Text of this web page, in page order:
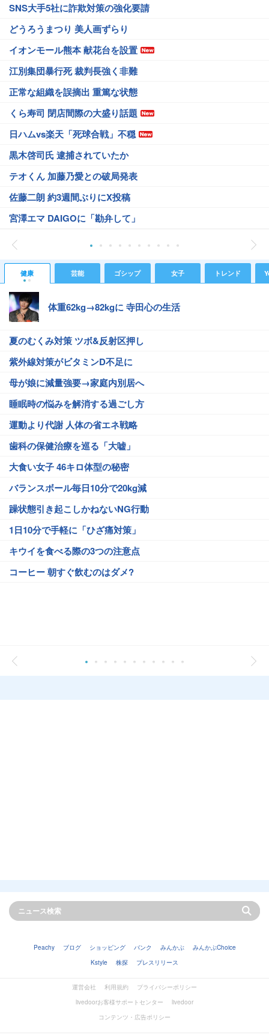
SNS大手5社に詐欺対策の強化要請
どうろうまつり 美人画ずらり
イオンモール熊本 献花台を設置
江別集団暴行死 裁判長強く非難
正常な組織を誤摘出 重篤な状態
くら寿司 閉店間際の大盛り話題
日ハムvs楽天「死球合戦」不穏
黒木啓司氏 逮捕されていたか
テオくん 加藤乃愛との破局発表
佐藤二朗 約3週間ぶりにX投稿
宮澤エマ DAIGOに「勘弁して」
健康 芸能 ゴシップ 女子 トレンド
体重62kg→82kgに 寺田心の生活
夏のむくみ対策 ツボ&反射区押し
紫外線対策がビタミンD不足に
母が娘に減量強要→家庭内別居へ
睡眠時の悩みを解消する過ごし方
運動より代謝 人体の省エネ戦略
歯科の保健治療を巡る「大嘘」
大食い女子 46キロ体型の秘密
バランスボール毎日10分で20kg減
躁状態引き起こしかねないNG行動
1日10分で手軽に「ひざ痛対策」
キウイを食べる際の3つの注意点
コーヒー 朝すぐ飲むのはダメ?
Peachy ブログ ショッピング バンク みんかぶ
みんかぶChoice
Kstyle
株探 プレスリリース
運営会社 利用規約
プライバシーポリシー
livedoorお客様サポートセンター
livedoor
コンテンツ・広告ポリシー